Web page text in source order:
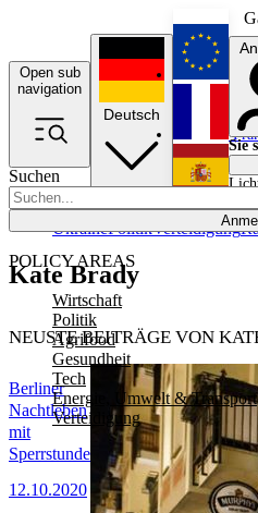
Open sub
navigation
Suchen
POLICY AREAS
Wirtschaft
Politik
Agrifood
Gesundheit
Tech
Energie, Umwelt & Transport
Verteidigung
UkrainePolitikVerteidigung
Deutsch
Sie
Kate Brady
NEUSTE BEITRÄGE VON
Berliner
Nachtleben
mit
Sperrstunde
12.10.2020